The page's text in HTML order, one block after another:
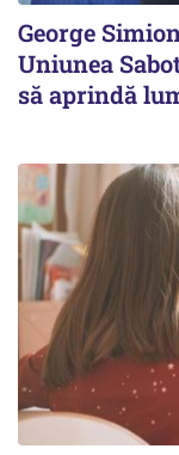
George
Uniunea
să aprindă